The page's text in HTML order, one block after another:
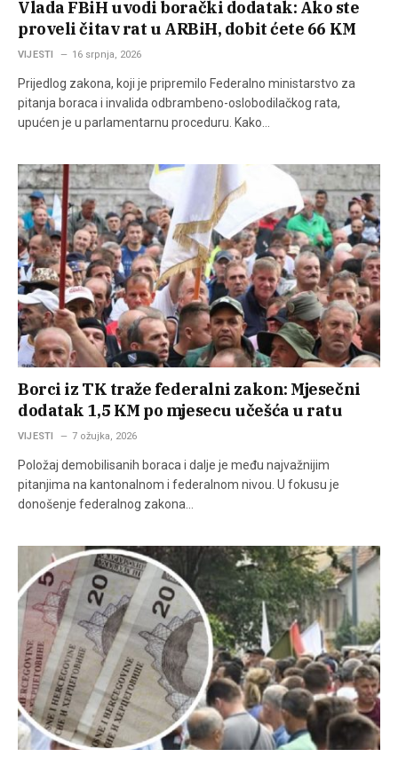
Vlada FBiH uvodi borački dodatak: Ako ste
proveli čitav rat u ARBiH, dobit ćete 66 KM
VIJESTI 16 srpnja, 2026
Prijedlog zakona, koji je pripremilo Federalno ministarstvo za
pitanja boraca i invalida odbrambeno-oslobodilačkog rata,
upućen je u parlamentarnu proceduru. Kako…
Borci iz TK traže federalni zakon: Mjesečni
dodatak 1,5 KM po mjesecu učešća u ratu
VIJESTI 7 ožujka, 2026
Položaj demobilisanih boraca i dalje je među najvažnijim
pitanjima na kantonalnom i federalnom nivou. U fokusu je
donošenje federalnog zakona…